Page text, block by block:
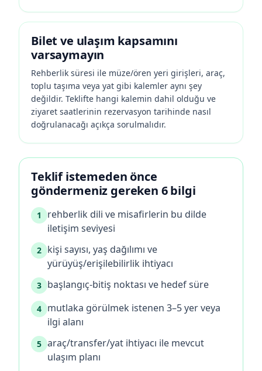
Bilet ve ulaşım kapsamını
varsaymayın
Rehberlik süresi ile müze/ören yeri girişleri, araç,
toplu taşıma veya yat gibi kalemler aynı şey
değildir. Teklifte hangi kalemin dahil olduğu ve
ziyaret saatlerinin rezervasyon tarihinde nasıl
doğrulanacağı açıkça sorulmalıdır.
Teklif istemeden önce
göndermeniz gereken 6 bilgi
1
rehberlik dili ve misafirlerin bu dilde
iletişim seviyesi
2 kişi sayısı, yaş dağılımı ve
yürüyüş/erişilebilirlik ihtiyacı
3 başlangıç-bitiş noktası ve hedef süre
4 mutlaka görülmek istenen 3–5 yer veya
ilgi alanı
5 araç/transfer/yat ihtiyacı ile mevcut
ulaşım planı